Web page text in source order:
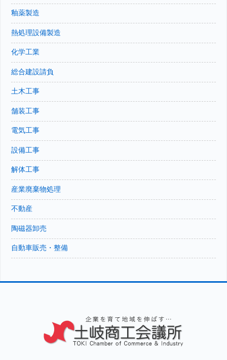
釉薬製造
熱処理設備製造
化学工業
総合建設請負
土木工事
舗装工事
電気工事
設備工事
解体工事
産業廃棄物処理
不動産
陶磁器卸売
自動車販売・整備